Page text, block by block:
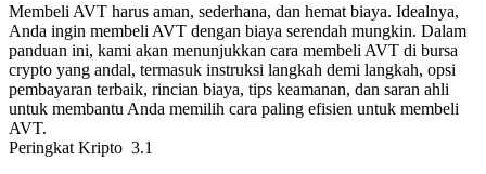
USDT Berjangka
Membeli AVT harus aman, sederhana, dan hemat biaya. Idealnya,
Anda ingin membeli AVT dengan biaya serendah mungkin. Dalam
panduan ini, kami akan menunjukkan cara membeli AVT di bursa
crypto yang andal, termasuk instruksi langkah demi langkah, opsi
pembayaran terbaik, rincian biaya, tips keamanan, dan saran ahli
untuk membantu Anda memilih cara paling efisien untuk membeli
AVT.
Peringkat Kripto 3.1